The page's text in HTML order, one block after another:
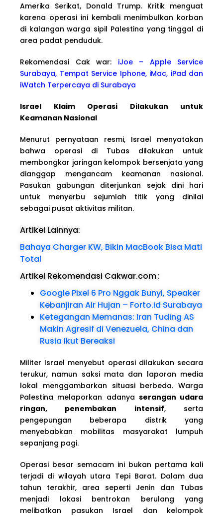
Amerika Serikat, Donald Trump. Kritik menguat
karena operasi ini kembali menimbulkan korban
di kalangan warga sipil Palestina yang tinggal di
area padat penduduk.
Rekomendasi Cak war: iJoe – Apple Service
Surabaya, Tempat Service Iphone, iMac, iPad dan
iWatch Terpercaya di Surabaya
Israel Klaim Operasi Dilakukan untuk
Keamanan Nasional
Menurut pernyataan resmi, Israel menyatakan
bahwa operasi di Tubas dilakukan untuk
membongkar jaringan kelompok bersenjata yang
dianggap mengancam keamanan nasional.
Pasukan gabungan diterjunkan sejak dini hari
untuk menyerbu sejumlah titik yang dinilai
sebagai pusat aktivitas militan.
Artikel Lainnya:
Bahaya Charger KW, Bikin MacBook Bisa Mati
Total
Artikel Rekomendasi Cakwar.com:
Google Pixel 6 Pro Nggak Bunyi, Speaker
Kebanjiran Air Hujan – Forto.id Surabaya
Ketegangan Memanas: Iran Tuding AS
Makin Agresif di Venezuela, China dan
Rusia Ikut Bereaksi
Militer Israel menyebut operasi dilakukan secara
terukur, namun saksi mata dan laporan media
lokal menggambarkan situasi berbeda. Warga
Palestina melaporkan adanya serangan udara
ringan, penembakan intensif, serta
pengepungan beberapa distrik yang
menyebabkan mobilitas masyarakat lumpuh
sepanjang pagi.
Operasi besar semacam ini bukan pertama kali
terjadi di wilayah utara Tepi Barat. Dalam dua
tahun terakhir, area seperti Jenin dan Tubas
menjadi lokasi bentrokan berulang yang
melibatkan pasukan Israel dan kelompok